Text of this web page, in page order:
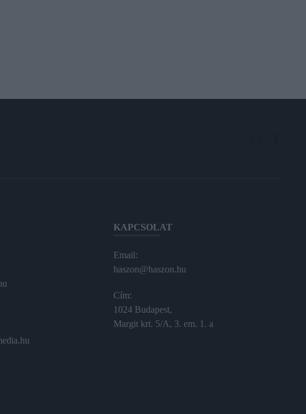
KAPCSOLAT
Email:
haszon@haszon.hu
Cím:
1024 Budapest,
Margit krt. 5/A, 3. em. 1. a